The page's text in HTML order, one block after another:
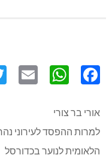
אורי בר צורי
למרות ההפסד לעירוני
הלאומית לנוער בכדורסל